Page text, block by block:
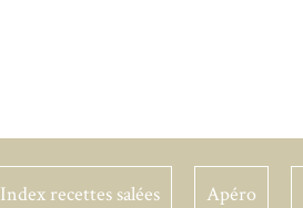
Index recettes salées Apéro